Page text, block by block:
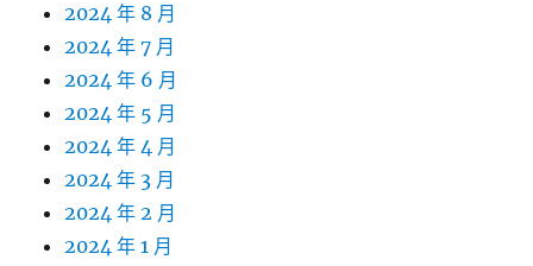
2024 年 8 月
2024 年 7 月
2024 年 6 月
2024 年 5 月
2024 年 4 月
2024 年 3 月
2024 年 2 月
2024 年 1 月